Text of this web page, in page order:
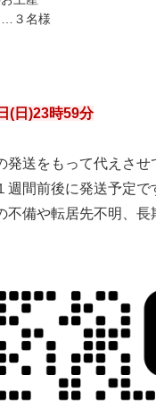
…３名様
(日)23時59分
送をもって代えさせ
週間前後に発送予定で
備や転居先不明、